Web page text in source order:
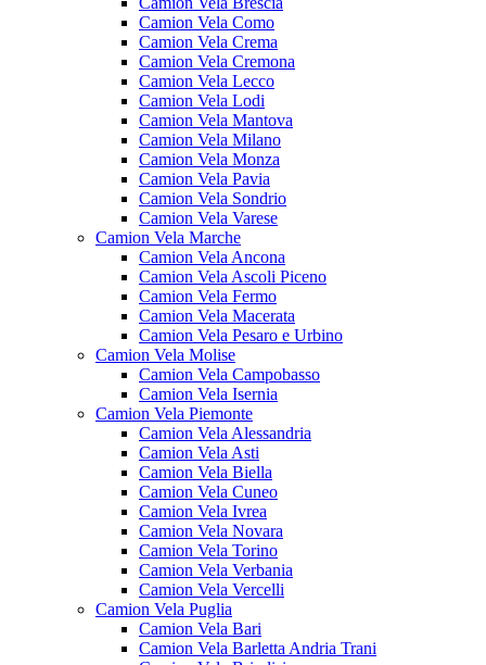
Camion Vela Como
Camion Vela Crema
Camion Vela Cremona
Camion Vela Lecco
Camion Vela Lodi
Camion Vela Mantova
Camion Vela Milano
Camion Vela Monza
Camion Vela Pavia
Camion Vela Sondrio
Camion Vela Varese
Camion Vela Marche
Camion Vela Ancona
Camion Vela Ascoli Piceno
Camion Vela Fermo
Camion Vela Macerata
Camion Vela Pesaro e Urbino
Camion Vela Molise
Camion Vela Campobasso
Camion Vela Isernia
Camion Vela Piemonte
Camion Vela Alessandria
Camion Vela Asti
Camion Vela Biella
Camion Vela Cuneo
Camion Vela Ivrea
Camion Vela Novara
Camion Vela Torino
Camion Vela Verbania
Camion Vela Vercelli
Camion Vela Puglia
Camion Vela Bari
Camion Vela Barletta Andria Trani